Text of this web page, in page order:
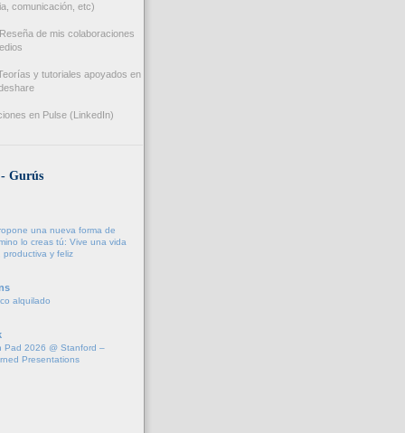
comunicación, etc)
Reseña de mis colaboraciones
y tutoriales apoyados en
en Pulse (LinkedIn)
Gurús
una nueva forma de
lo creas tú: Vive una vida
productiva y feliz
alquilado
Pad 2026 @ Stanford –
Presentations